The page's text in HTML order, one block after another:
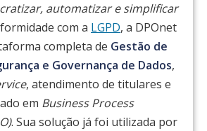
automatizar e simplificar
com a LGPD, a DPOnet
completa de Gestão de
e Governança de Dados,
, atendimento de titulares e
em Business Process
. Sua solução já foi utilizada por